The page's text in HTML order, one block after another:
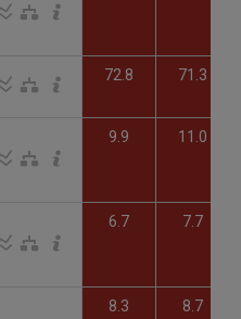
72.8 71.3
9.9 11.0
6.7 7.7
8.3 8.7